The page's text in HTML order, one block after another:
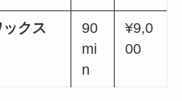
クス
90
mi
n
¥9,0
00